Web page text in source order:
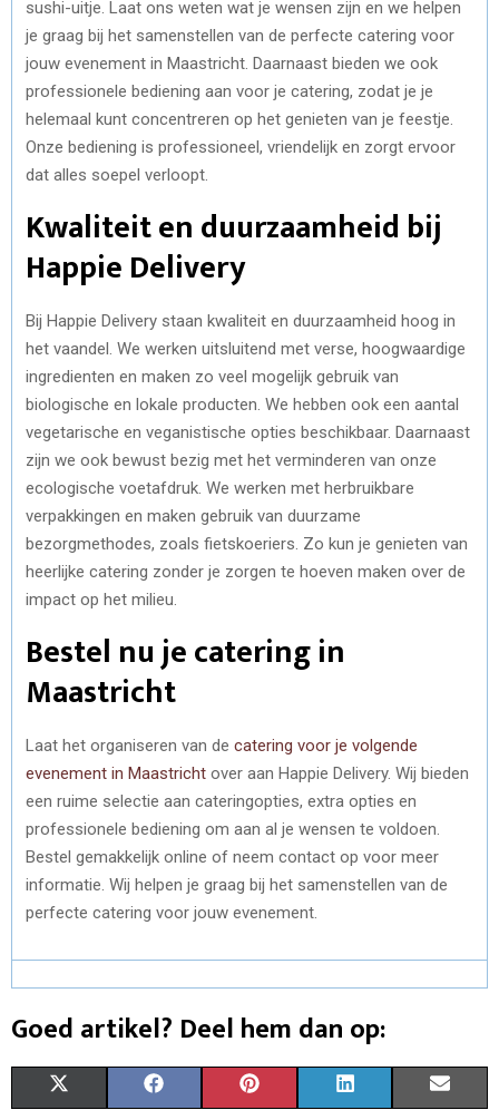
sushi-uitje. Laat ons weten wat je wensen zijn en we helpen
je graag bij het samenstellen van de perfecte catering voor
jouw evenement in Maastricht. Daarnaast bieden we ook
professionele bediening aan voor je catering, zodat je je
helemaal kunt concentreren op het genieten van je feestje.
Onze bediening is professioneel, vriendelijk en zorgt ervoor
dat alles soepel verloopt.
Kwaliteit en duurzaamheid bij
Happie Delivery
Bij Happie Delivery staan kwaliteit en duurzaamheid hoog in
het vaandel. We werken uitsluitend met verse, hoogwaardige
ingredienten en maken zo veel mogelijk gebruik van
biologische en lokale producten. We hebben ook een aantal
vegetarische en veganistische opties beschikbaar. Daarnaast
zijn we ook bewust bezig met het verminderen van onze
ecologische voetafdruk. We werken met herbruikbare
verpakkingen en maken gebruik van duurzame
bezorgmethodes, zoals fietskoeriers. Zo kun je genieten van
heerlijke catering zonder je zorgen te hoeven maken over de
impact op het milieu.
Bestel nu je catering in
Maastricht
Laat het organiseren van de catering voor je volgende
evenement in Maastricht over aan Happie Delivery. Wij bieden
een ruime selectie aan cateringopties, extra opties en
professionele bediening om aan al je wensen te voldoen.
Bestel gemakkelijk online of neem contact op voor meer
informatie. Wij helpen je graag bij het samenstellen van de
perfecte catering voor jouw evenement.
Goed artikel? Deel hem dan op: